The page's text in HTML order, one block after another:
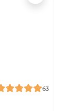
63